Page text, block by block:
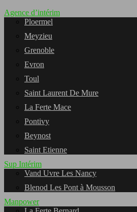
Agence d’intérim
Ploermel
Meyzieu
Grenoble
Evron
Toul
Saint Laurent De Mure
La Ferte Mace
Pontivy
Beynost
Saint Etienne
Sup Intérim
Vand Uvre Les Nancy
Blenod Les Pont à Mousson
Manpower